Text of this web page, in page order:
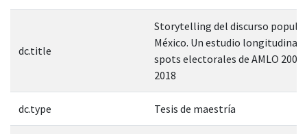
dc.title
Storytelling del discurso
México. Un estudio longitudinal
spots electorales de AMLO 2006,
2018
dc.type Tesis de maestría